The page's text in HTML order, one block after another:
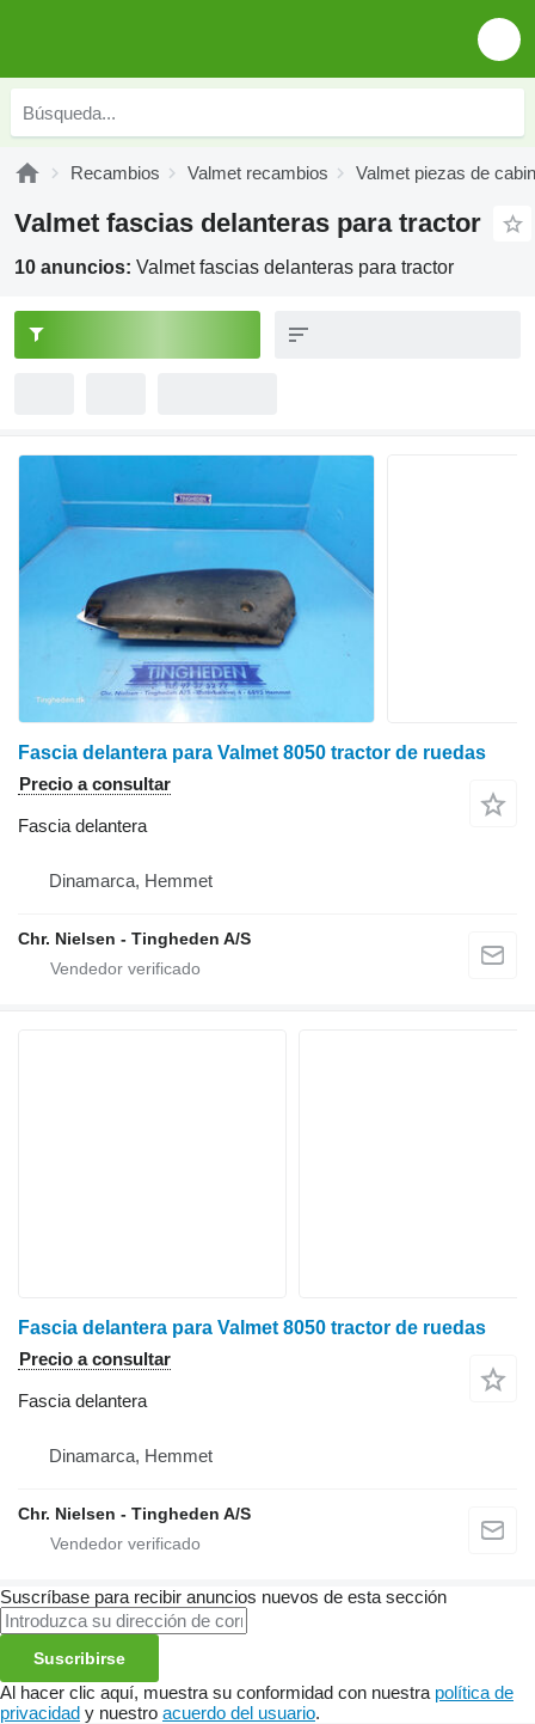
Recambios Valmet recambios Valmet piezas de
Valmet fascias delanteras para tractor
10 anuncios: Valmet fascias delanteras para tractor
Fascia delantera para Valmet 8050 tractor de ruedas
Precio a consultar
Fascia delantera
Dinamarca, Hemmet
Chr. Nielsen - Tingheden A/S
Fascia delantera para Valmet 8050 tractor de ruedas
Precio a consultar
Fascia delantera
Dinamarca, Hemmet
Chr. Nielsen - Tingheden A/S
Suscríbase para recibir anuncios nuevos de esta sección
Suscribirse
Al hacer clic aquí, muestra su conformidad con nuestra política de
privacidad y nuestro acuerdo del usuario.